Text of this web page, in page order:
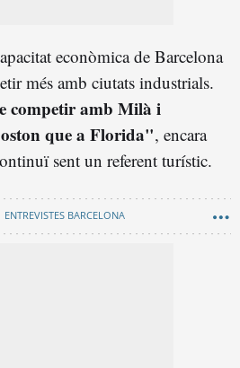
econòmica de Barcelona
més amb ciutats industrials.
competir amb Milà i
que a Florida", encara
sent un referent turístic.
ENTREVISTES BARCELONA